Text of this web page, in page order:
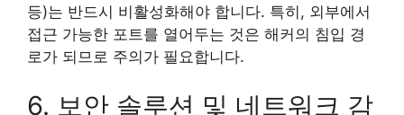
등)는 반드시 비활성화해야 합니다. 특히, 외부에서
접근 가능한 포트를 열어두는 것은 해커의 침입 경
로가 되므로 주의가 필요합니다.
6. 보안 솔루션 및 네트워크 감